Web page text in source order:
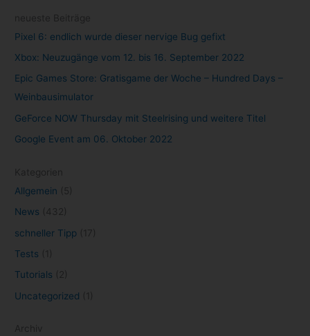
Pixel 6: endlich wurde dieser nervige Bug gefixt
Xbox: Neuzugänge vom 12. bis 16. September 2022
Epic Games Store: Gratisgame der Woche – Hundred Days –
Weinbausimulator
GeForce NOW Thursday mit Steelrising und weitere Titel
Google Event am 06. Oktober 2022
Allgemein
News
schneller Tipp
Tests
Tutorials
Uncategorized